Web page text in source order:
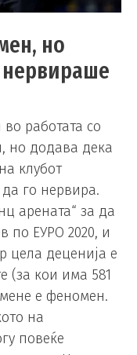
но
работата со
но додава дека
клубот
го нервира.
арената“ за да
по ЕУРО 2020, и
цела деценија е
(за кои има 581
мене е феномен.
на
повеќе